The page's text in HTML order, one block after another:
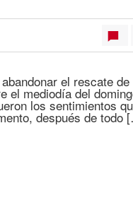
el rescate
el mediodía del
los sentimientos
después de todo